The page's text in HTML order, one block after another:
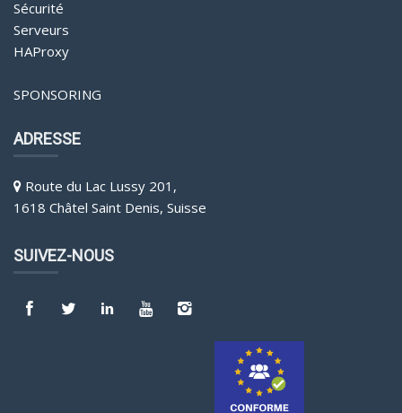
Sécurité
Serveurs
HAProxy
SPONSORING
ADRESSE
Route du Lac Lussy 201,
1618 Châtel Saint Denis, Suisse
SUIVEZ-NOUS